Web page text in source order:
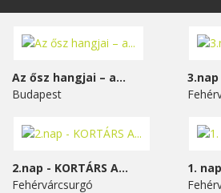
Az ősz hangjai – a...
Budapest
3.nap
2.nap - KORTÁRS A...
Fehérvárcsurgó
1.